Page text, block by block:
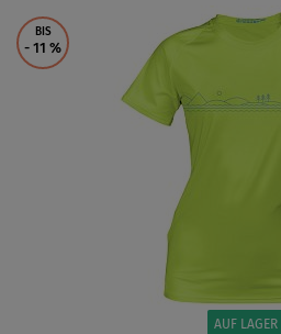
ANZEIGEN
BIS
- 11 %
AUF LAGER